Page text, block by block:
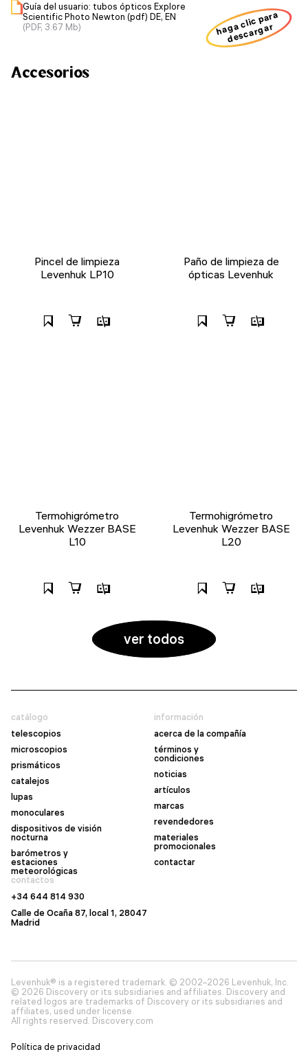
Guía del usuario: tubos ópticos Explore
Scientific Photo Newton (pdf) DE, EN
(PDF, 3.67 Mb)
haga clic para
descargar
Accesorios
Pincel de limpieza
Levenhuk LP10
Paño de limpieza de
ópticas Levenhuk
Termohigrómetro
Levenhuk Wezzer BASE
L10
Termohigrómetro
Levenhuk Wezzer BASE
L20
ver todos
catálogo
telescopios
microscopios
prismáticos
catalejos
lupas
monoculares
dispositivos de visión
nocturna
barómetros y
estaciones
meteorológicas
información
acerca de la compañía
términos y
condiciones
noticias
artículos
marcas
revendedores
materiales
promocionales
contactar
contactos
+34 644 814 930
Calle de Ocaña 87, local 1, 28047
Madrid
Levenhuk® is a registered trademark. © 2002–2026 Levenhuk, Inc.
© 2026 Discovery or its subsidiaries and affiliates. Discovery and
related logos are trademarks of Discovery or its subsidiaries and
affiliates, used under license.
All rights reserved. Discovery.com
Política de privacidad